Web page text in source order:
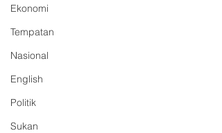
Ekonomi
Tempatan
Nasional
English
Politik
Sukan